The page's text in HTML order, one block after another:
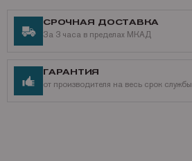
СРОЧНАЯ ДОСТАВКА
За 3 часа в пределах МКАД
ГАРАНТИЯ
от производителя на весь срок службы